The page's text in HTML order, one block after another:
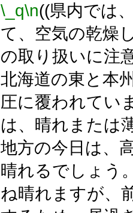
\_q\n((県内では
て、空気の乾燥
の取り扱いに注
北海道の東と本
圧に覆われてい
は、晴れまたは
地方の今日は、
晴れるでしょう
ね晴れますが、